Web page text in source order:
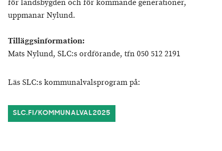
för landsbygden och för kommande generationer,
uppmanar Nylund.
Tilläggsinformation:
Mats Nylund, SLC:s ordförande, tfn 050 512 2191
Läs SLC:s kommunalvalsprogram på:
SLC.FI/KOMMUNALVAL2025